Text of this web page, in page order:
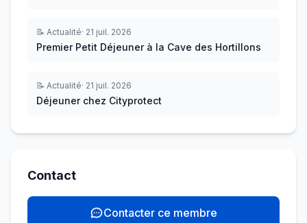
📝 Actualité· 21 juil. 2026
Premier Petit Déjeuner à la Cave des Hortillons
📝 Actualité· 21 juil. 2026
Déjeuner chez Cityprotect
Contact
Contacter ce membre